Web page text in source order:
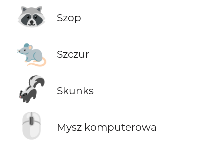
🦝 Szop
🐀 Szczur
🦨 Skunks
🖱️ Mysz komputerowa